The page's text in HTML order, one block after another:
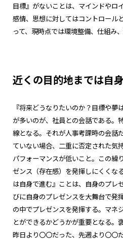
目標』がないことは、マインドやロ
感情、思想に対してはコントロール
って、現時点では環境整備、仕組み
近くの目的地までは自
『将来どうなりたいのか？目標や
が多いのが、社員との会話である。
線となる。それが人事考課時の会話
ていない場合、二重に否定された気
パフォーマンスが低いこと。この繰
ゼンス（存在感）を発揮しにくくな
は自身で進む』ことは、自身のプレ
びに自身のプレゼンスを大舞台で発
の中でプレゼンスを発揮する。マネ
とができるかどうかが重要となる。
昨日より〇〇だった、先週より〇〇